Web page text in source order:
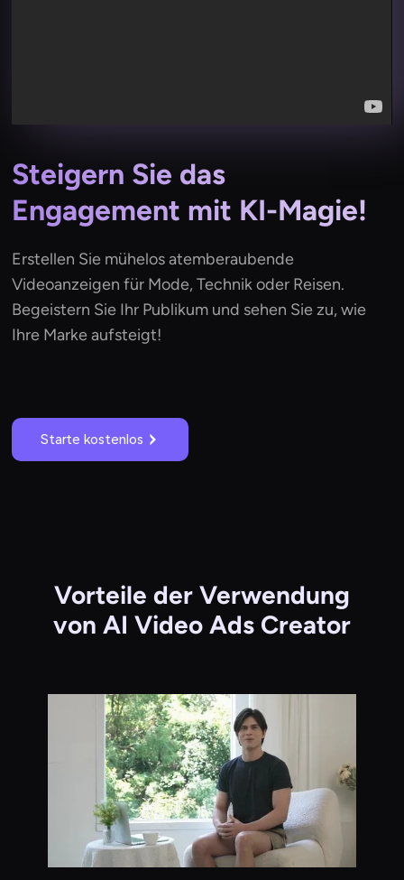
Steigern Sie das
Engagement mit KI-Magie!
Erstellen Sie mühelos atemberaubende
Videoanzeigen für Mode, Technik oder Reisen.
Begeistern Sie Ihr Publikum und sehen Sie zu, wie
Ihre Marke aufsteigt!
Starte kostenlos
Vorteile der Verwendung
von AI Video Ads Creator